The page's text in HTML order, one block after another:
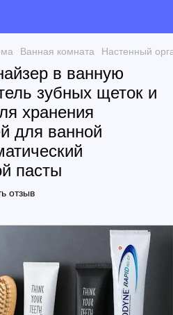
Ванная комната Настенный
в ванную
зубных щеток и
хранения
для ванной
пасты
отзыв